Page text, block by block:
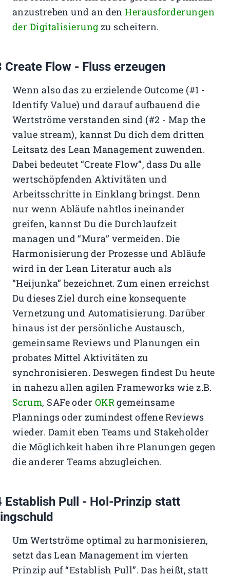
anzustreben und an denHerausforderungen
der Digitalisierung zu scheitern.
Create Flow - Fluss erzeugen
Wenn also das zu erzielende Outcome (#1 -
Identify Value) und darauf aufbauend die
Wertströme verstanden sind (#2 - Map the
value stream), kannst Du dich dem dritten
Leitsatz des Lean Management zuwenden.
Dabei bedeutet “Create Flow”, dass Du alle
wertschöpfenden Aktivitäten und
Arbeitsschritte in Einklang bringst. Denn
nur wenn Abläufe nahtlos ineinander
greifen, kannst Du die Durchlaufzeit
managen und “Mura” vermeiden. Die
Harmonisierung der Prozesse und Abläufe
wird in der Lean Literatur auch als
“Heijunka” bezeichnet. Zum einen erreichst
Du dieses Ziel durch eine konsequente
Vernetzung und Automatisierung. Darüber
hinaus ist der persönliche Austausch,
gemeinsame Reviews und Planungen ein
probates Mittel Aktivitäten zu
synchronisieren. Deswegen findest Du heute
in nahezu allen agilen Frameworks wie z.B.
Scrum, SAFe oder OKRgemeinsame
Plannings oder zumindest offene Reviews
wieder. Damit eben Teams und Stakeholder
die Möglichkeit haben ihre Planungen gegen
die anderer Teams abzugleichen.
Establish Pull - Hol-Prinzip statt
Um Wertströme optimal zu harmonisieren,
setzt das Lean Management im vierten
Prinzip auf “Establish Pull”. Das heißt, statt